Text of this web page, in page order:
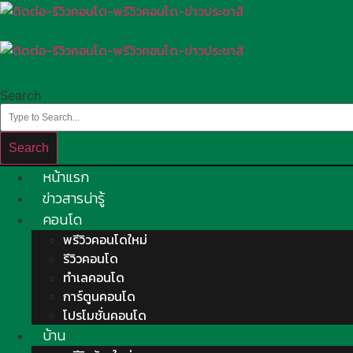
Skip
content
Search
Search
หน้าแรก
ข่าวสารน่ารู้
คอนโด
พรีวิวคอนโดใหม่
รีวิวคอนโด
ทำเลคอนโด
การ์ตูนคอนโด
โปรโมชั่นคอนโด
บ้าน